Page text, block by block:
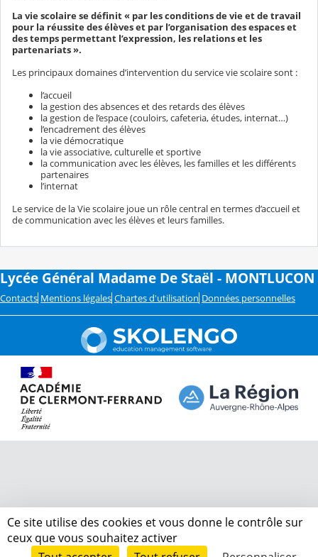
La vie scolaire se définit « par les conditions de vie et de travail
pour la réussite des élèves et par l’organisation des espaces et
des temps permettant l’expression, les relations et les
partenariats ».
Les principaux domaines d’intervention du service vie scolaire sont :
l’accueil
la gestion des absences et des retards des élèves
la gestion de l’espace (couloirs, cafeteria, études, internat…)
l’encadrement des élèves
la vie démocratique
la vie associative, culturelle et sportive
la communication avec les élèves, les familles et les différents
partenaires
l’internat
Le service de la Vie scolaire joue un rôle central en termes d’accueil et
de communication avec les élèves et leurs familles.
Lycée Général Madame De Staël - MONTLUCON
Contacts Mentions légales Chartes d'utilisation Données personnelles
Ce site utilise des cookies et vous donne le contrôle sur
ceux que vous souhaitez activer